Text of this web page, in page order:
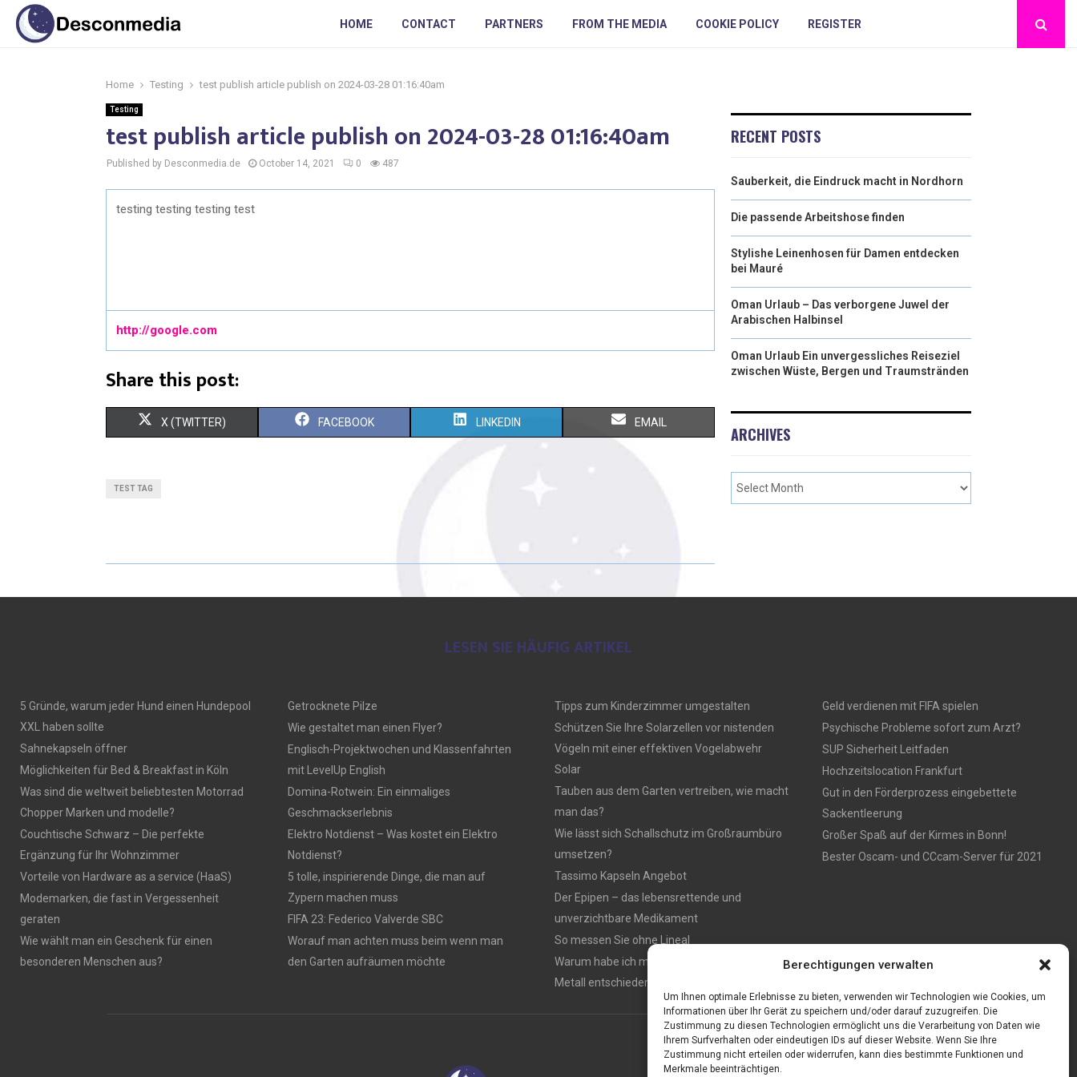
Berechtigungen verwalten
Um Ihnen optimale Erlebnisse zu bieten, verwenden wir Technologien wie Cookies, um
Informationen über Ihr Gerät zu speichern und/oder darauf zuzugreifen. Die
Zustimmung zu diesen Technologien ermöglicht uns die Verarbeitung von Daten wie
Ihrem Surfverhalten oder eindeutigen IDs auf dieser Website. Wenn Sie Ihre
Zustimmung nicht erteilen oder widerrufen, kann dies bestimmte Funktionen und
Merkmale beeinträchtigen.
HOME CONTACT PARTNERS FROM THE MEDIA COOKIE POLICY REGISTER
Home Testing test publish article publish on 2024-03-28 01:16:40am
Testing
test publish article publish on 2024-03-28 01:16:40am
Published by Desconmedia.de October 14, 2021 0 487
testing testing testing test
http://google.com
Share this post:
X (TWITTER) FACEBOOK LINKEDIN EMAIL
TEST TAG
RECENT POSTS
Sauberkeit, die Eindruck macht in Nordhorn
Die passende Arbeitshose finden
Stylishe Leinenhosen für Damen entdecken
bei Mauré
Oman Urlaub – Das verborgene Juwel der
Arabischen Halbinsel
Oman Urlaub Ein unvergessliches Reiseziel
zwischen Wüste, Bergen und Traumstränden
ARCHIVES
LESEN SIE HÄUFIG ARTIKEL
5 Gründe, warum jeder Hund einen Hundepool
XXL haben sollte
Sahnekapseln öffner
Möglichkeiten für Bed & Breakfast in Köln
Was sind die weltweit beliebtesten Motorrad
Chopper Marken und modelle?
Couchtische Schwarz – Die perfekte
Ergänzung für Ihr Wohnzimmer
Vorteile von Hardware as a service (HaaS)
Modemarken, die fast in Vergessenheit
geraten
Wie wählt man ein Geschenk für einen
besonderen Menschen aus?
Getrocknete Pilze
Wie gestaltet man einen Flyer?
Englisch-Projektwochen und Klassenfahrten
mit LevelUp English
Domina-Rotwein: Ein einmaliges
Geschmackserlebnis
Elektro Notdienst – Was kostet ein Elektro
Notdienst?
5 tolle, inspirierende Dinge, die man auf
Zypern machen muss
FIFA 23: Federico Valverde SBC
Worauf man achten muss beim wenn man
den Garten aufräumen möchte
Tipps zum Kinderzimmer umgestalten
Schützen Sie Ihre Solarzellen vor nistenden
Vögeln mit einer effektiven Vogelabwehr
Solar
Tauben aus dem Garten vertreiben, wie macht
man das?
Wie lässt sich Schallschutz im Großraumbüro
umsetzen?
Tassimo Kapseln Angebot
Der Epipen – das lebensrettende und
unverzichtbare Medikament
So messen Sie ohne Lineal
Warum habe ich mich für einen Zaun aus
Metall entschieden ?
Geld verdienen mit FIFA spielen
Psychische Probleme sofort zum Arzt?
SUP Sicherheit Leitfaden
Hochzeitslocation Frankfurt
Gut in den Förderprozess eingebettete
Sackentleerung
Großer Spaß auf der Kirmes in Bonn!
Bester Oscam- und CCcam-Server für 2021